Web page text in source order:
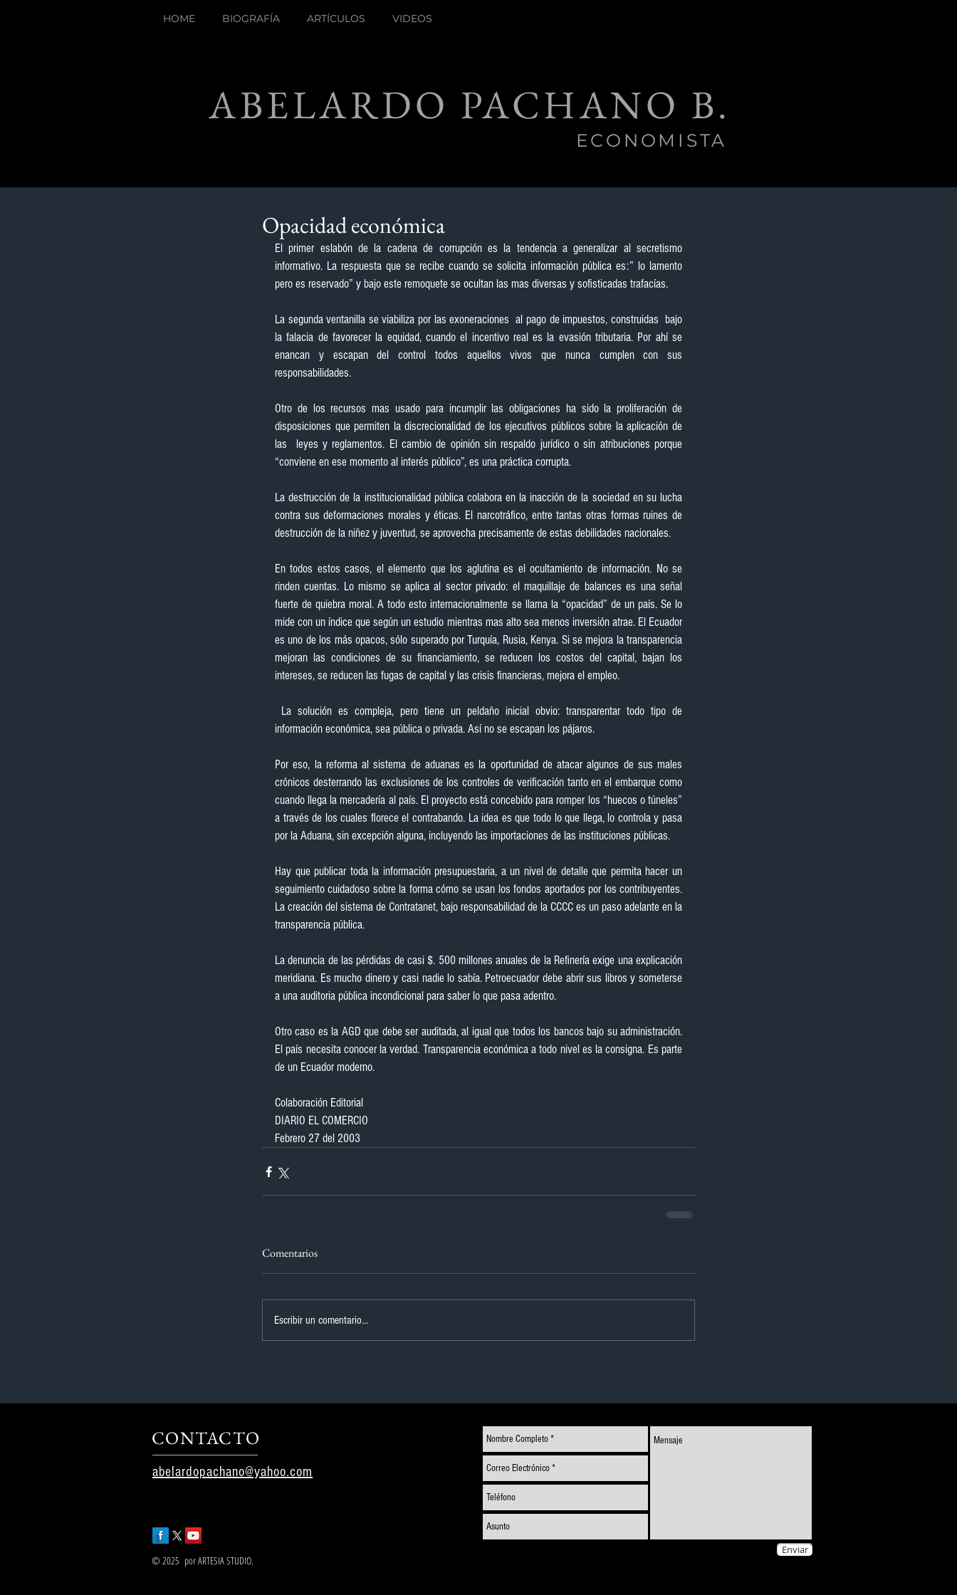
HOME BIOGRAFÍA ARTÍCULOS VIDEOS
ABELARDO PACHANO B.
ECONOMISTA
Opacidad económica
El primer eslabón de la cadena de corrupción es la tendencia a generalizar al secretismo
informativo. La respuesta que se recibe cuando se solicita información pública es:” lo lamento
pero es reservado” y bajo este remoquete se ocultan las mas diversas y sofisticadas trafacías.
La segunda ventanilla se viabiliza por las exoneraciones  al pago de impuestos, construidas  bajo
la falacia de favorecer la equidad, cuando el incentivo real es la evasión tributaria. Por ahí se
enancan y escapan del control todos aquellos vivos que nunca cumplen con sus
responsabilidades.
Otro de los recursos mas usado para incumplir las obligaciones ha sido la proliferación de
disposiciones que permiten la discrecionalidad de los ejecutivos públicos sobre la aplicación de
las  leyes y reglamentos. El cambio de opinión sin respaldo jurídico o sin atribuciones porque
“conviene en ese momento al interés público”, es una práctica corrupta.
La destrucción de la institucionalidad pública colabora en la inacción de la sociedad en su lucha
contra sus deformaciones morales y éticas. El narcotráfico, entre tantas otras formas ruines de
destrucción de la niñez y juventud, se aprovecha precisamente de estas debilidades nacionales.
En todos estos casos, el elemento que los aglutina es el ocultamiento de información. No se
rinden cuentas. Lo mismo se aplica al sector privado: el maquillaje de balances es una señal
fuerte de quiebra moral. A todo esto internacionalmente se llama la “opacidad” de un país. Se lo
mide con un índice que según un estudio mientras mas alto sea menos inversión atrae. El Ecuador
es uno de los más opacos, sólo superado por Turquía, Rusia, Kenya. Si se mejora la transparencia
mejoran las condiciones de su financiamiento, se reducen los costos del capital, bajan los
intereses, se reducen las fugas de capital y las crisis financieras, mejora el empleo.
información económica, sea pública o privada. Así no se escapan los pájaros.
Por eso, la reforma al sistema de aduanas es la oportunidad de atacar algunos de sus males
crónicos desterrando las exclusiones de los controles de verificación tanto en el embarque como
cuando llega la mercadería al país. El proyecto está concebido para romper los “huecos o túneles”
a través de los cuales florece el contrabando. La idea es que todo lo que llega, lo controla y pasa
por la Aduana, sin excepción alguna, incluyendo las importaciones de las instituciones públicas.
Hay que publicar toda la información presupuestaria, a un nivel de detalle que permita hacer un
seguimiento cuidadoso sobre la forma cómo se usan los fondos aportados por los contribuyentes.
La creación del sistema de Contratanet, bajo responsabilidad de la CCCC es un paso adelante en la
transparencia pública.
La denuncia de las pérdidas de casi $. 500 millones anuales de la Refinería exige una explicación
meridiana. Es mucho dinero y casi nadie lo sabía. Petroecuador debe abrir sus libros y someterse
a una auditoria pública incondicional para saber lo que pasa adentro.
Otro caso es la AGD que debe ser auditada, al igual que todos los bancos bajo su administración.
El país necesita conocer la verdad. Transparencia económica a todo nivel es la consigna. Es parte
de un Ecuador moderno.
Colaboración Editorial
DIARIO EL COMERCIO
Febrero 27 del 2003
Comentarios
Escribir un comentario...
CONTACTO
abelardopachano@yahoo.com
© 2025 por ARTESIA STUDIO.
Enviar